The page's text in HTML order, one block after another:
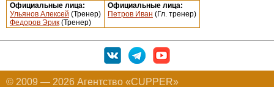
Официальные лица:
Ульянов Алексей (Тренер)
Федоров Эрик (Тренер)
Официальные лица:
Петров Иван (Гл. тренер)
© 2009 — 2026 Агентство «CUPPER»